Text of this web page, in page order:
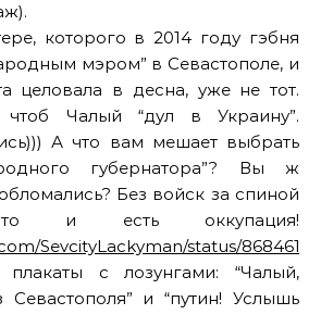
которого в 2014 году гэбня
мэром” в Севастополе, и
целовала в десна, уже не тот.
чтоб Чалый “дул в Украину”.
А что вам мешает выбрать
губернатора”? Вы ж
Без войск за спиной
и есть оккупация!
SevcityLackyman/status/
с лозунгами: “Чалый,
Севастополя” и “путин! Услышь